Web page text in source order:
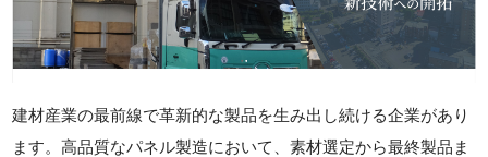
建材産業の最前線で革新的な製品を生み出し続ける企業があり
ます。高品質なパネル製造において、素材選定から最終製品ま